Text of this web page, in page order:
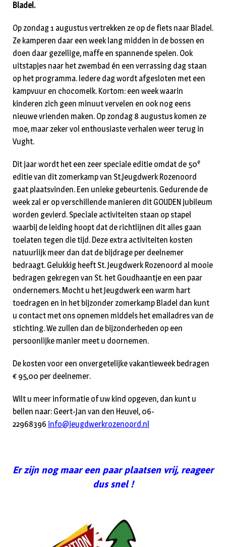
Bladel.
Op zondag 1 augustus vertrekken ze op de fiets naar Bladel.
Ze kamperen daar een week lang midden in de bossen en
doen daar gezellige, maffe en spannende spelen. Ook
uitstapjes naar het zwembad én een verrassing dag staan
op het programma. Iedere dag wordt afgesloten met een
kampvuur en chocomelk. Kortom: een week waarin
kinderen zich geen minuut vervelen en ook nog eens
nieuwe vrienden maken. Op zondag 8 augustus komen ze
moe, maar zeker vol enthousiaste verhalen weer terug in
Vught.
Dit jaar wordt het een zeer speciale editie omdat de 50e
editie van dit zomerkamp van St.Jeugdwerk Rozenoord
gaat plaatsvinden. Een unieke gebeurtenis. Gedurende de
week zal er op verschillende manieren dit GOUDEN jubileum
worden gevierd. Speciale activiteiten staan op stapel
waarbij de leiding hoopt dat de richtlijnen dit alles gaan
toelaten tegen die tijd. Deze extra activiteiten kosten
natuurlijk meer dan dat de bijdrage per deelnemer
bedraagt. Gelukkig heeft St. Jeugdwerk Rozenoord al mooie
bedragen gekregen van St. het Goudhaantje en een paar
ondernemers. Mocht u het Jeugdwerk een warm hart
toedragen en in het bijzonder zomerkamp Bladel dan kunt
u contact met ons opnemen middels het emailadres van de
stichting. We zullen dan de bijzonderheden op een
persoonlijke manier meet u doornemen.
De kosten voor een onvergetelijke vakantieweek bedragen
€ 95,00 per deelnemer.
Wilt u meer informatie of uw kind opgeven, dan kunt u
bellen naar: Geert-Jan van den Heuvel, 06-
22968396 info@jeugdwerkrozenoord.nl
Er zijn nog maar een paar plaatsen vrij, reageer
dus snel !